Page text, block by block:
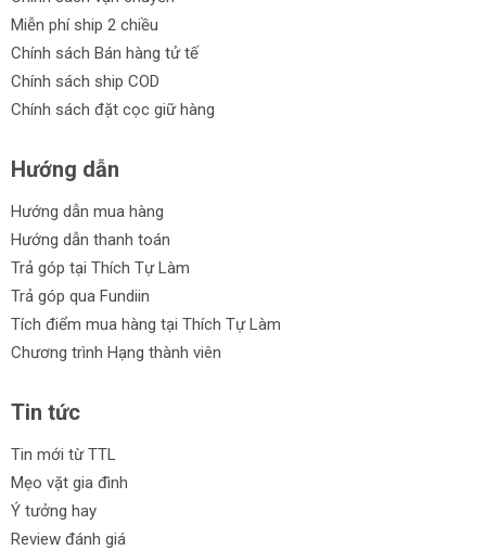
Máy nén khí Ingco
Máy nén khí Tolsen
Máy nén khí CPH
Máy nén khí Cmart
Ưu điểm của danh mục máy nén khí:
Chất lượng cao: Sản phẩm được chọn lọc từ các thương
hiệu uy tín, đảm bảo chất lượng và độ bền.
Giá cả hợp lý: Đa dạng mức giá để phù hợp với nhu cầu
và ngân sách của khách hàng.
phục vụ cho các công việc khác nhau.
Trả góp linh hoạt: Cung cấp chương trình trả góp giúp
Đổi trả 30 ngày: Cam kết đổi trả sản phẩm trong vòng 30
ngày nếu có bất kỳ vấn đề gì.
Miễn phí ship 2 chiều
Chính sách Bán hàng tử tế
Chính sách ship COD
Chính sách đặt cọc giữ hàng
Hướng dẫn
Hướng dẫn mua hàng
Hướng dẫn thanh toán
Trả góp tại Thích Tự Làm
Trả góp qua Fundiin
Tích điểm mua hàng tại Thích Tự Làm
Chương trình Hạng thành viên
Tin tức
Tin mới từ TTL
Mẹo vặt gia đình
Ý tưởng hay
Review đánh giá